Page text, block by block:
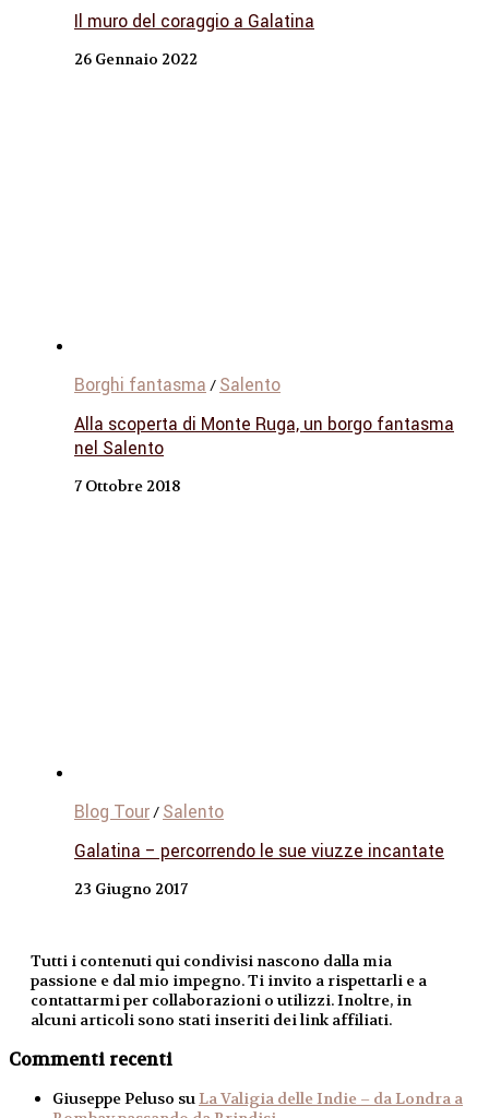
Il muro del coraggio a Galatina
26 Gennaio 2022
Borghi fantasma / Salento
Alla scoperta di Monte Ruga, un borgo fantasma
nel Salento
7 Ottobre 2018
Blog Tour/ Salento
Galatina – percorrendo le sue viuzze incantate
23 Giugno 2017
Tutti i contenuti qui condivisi nascono dalla mia
passione e dal mio impegno. Ti invito a rispettarli e a
contattarmi per collaborazioni o utilizzi. Inoltre, in
alcuni articoli sono stati inseriti dei link affiliati.
Commenti recenti
Giuseppe Peluso suLa Valigia delle Indie – da Londra a